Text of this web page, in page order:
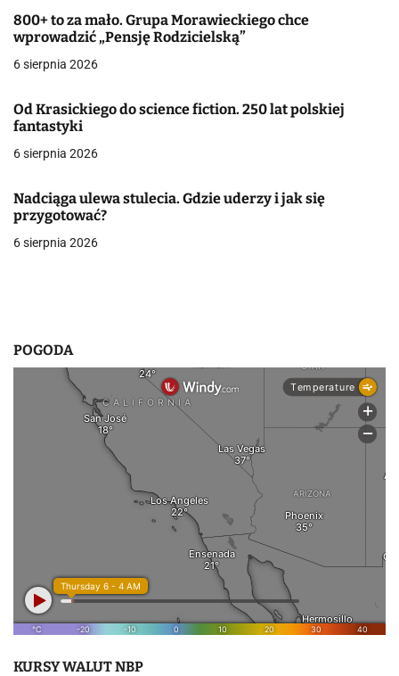
a
c
a
w
i
s
800+ to za mało. Grupa Morawieckiego chce
wprowadzić „Pensję Rodzicielską”
6 sierpnia 2026
Od Krasickiego do science fiction. 250 lat polskiej
fantastyki
6 sierpnia 2026
Nadciąga ulewa stulecia. Gdzie uderzy i jak się
przygotować?
6 sierpnia 2026
POGODA
KURSY WALUT NBP